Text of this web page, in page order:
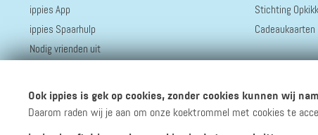
ippies App
ippies Spaarhulp
Nodig vrienden uit
Stichting
Cadeaukaarten
Ook ippies is gek op cookies, zonder cookies kunnen wij
Daarom raden wij je aan om onze koektrommel met cookies te